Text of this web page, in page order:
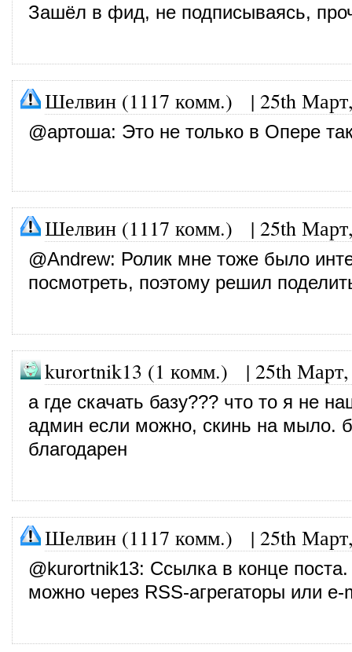
Зашёл в фид, не подписываясь,
Шелвин (1117 комм.) | 25th
@артоша: Это не только в Опере
Шелвин (1117 комм.) | 25th
@Andrew: Ролик мне тоже было
посмотреть, поэтому решил
kurortnik13 (1 комм.) | 25th
а где скачать базу??? что то я не
админ если можно, скинь на мыло.
благодарен
Шелвин (1117 комм.) | 25th
@kurortnik13: Ссылка в конце
можно через RSS-агрегаторы или e-